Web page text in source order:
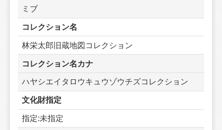
ミブ
コレクション名
林栄太郎旧蔵地図コレクション
コレクション名カナ
ハヤシエイタロウキュウゾウチズコレクション
文化財指定
指定:未指定